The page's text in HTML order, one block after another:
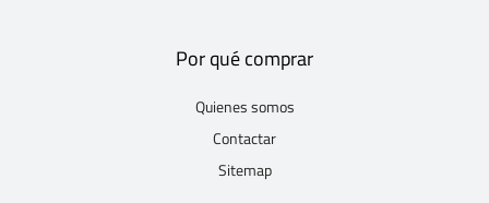
Por qué comprar
Quienes somos
Contactar
Sitemap